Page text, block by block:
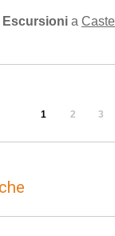
Escursioni a
1 2 3